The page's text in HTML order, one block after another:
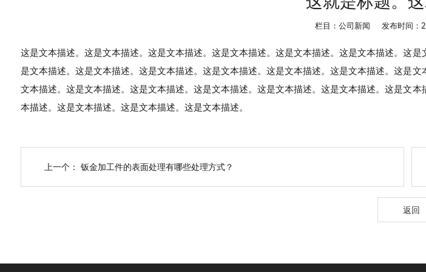
栏目：公司新闻 发布时间：
这是文本描述。这是文本描述。这是文本描述。这是文本描述。这是文本描述。这是文本描述。这
是文本描述。这是文本描述。这是文本描述。这是文本描述。这是文本描述。这是文本描述。这是
文本描述。这是文本描述。这是文本描述。这是文本描述。这是文本描述。这是文本描述。这是文
本描述。这是文本描述。这是文本描述。这是文本描述。
上一个： 钣金加工件的表面处理有哪些处理方式？
返回